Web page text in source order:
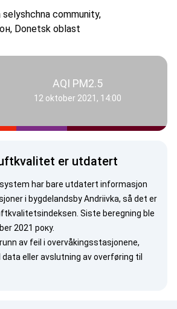
community,
Donetsk oblast
AQI PM2.5
12 oktober 2021, 14:00
er utdatert
system har bare utdatert informasjon
i bygdelandsby Andriivka, så det er
Siste beregning ble
2021 року.
av feil i overvåkingsstasjonene,
data eller avslutning av overføring til